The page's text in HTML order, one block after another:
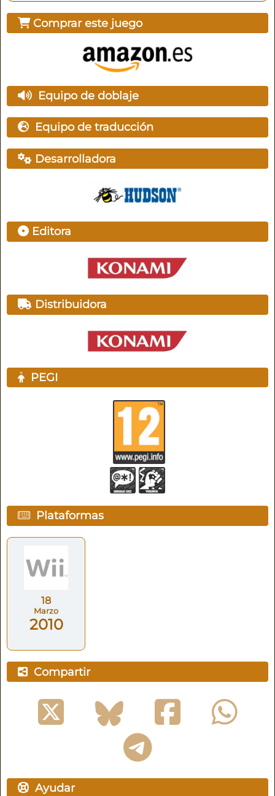
Comprar este juego
Equipo de doblaje
Equipo de traducción
Desarrolladora
Editora
Distribuidora
PEGI
Plataformas
18
Marzo
2010
Compartir
Ayudar